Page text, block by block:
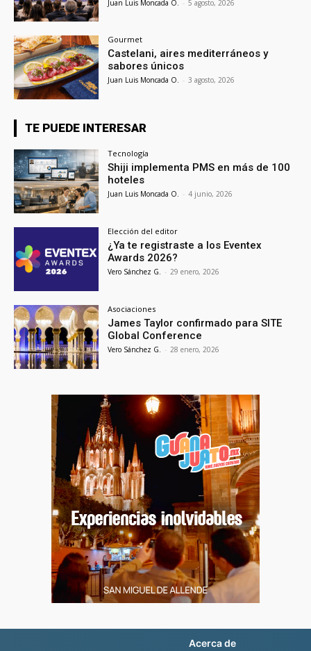
Juan Luis Moncada O. - 5 agosto, 2026
Gourmet
Castelani, aires mediterráneos y
sabores únicos
Juan Luis Moncada O. - 3 agosto, 2026
TE PUEDE INTERESAR
Tecnología
Shiji implementa PMS en más de 100
hoteles
Juan Luis Moncada O. - 4 junio, 2026
Elección del editor
¿Ya te registraste a los Eventex
Awards 2026?
Vero Sánchez G. - 29 enero, 2026
Asociaciones
James Taylor confirmado para SITE
Global Conference
Vero Sánchez G. - 28 enero, 2026
Acerca de